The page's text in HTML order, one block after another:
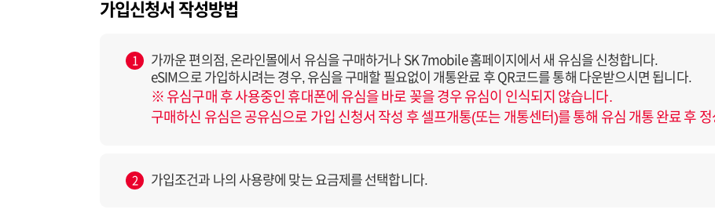
가입신청서 작성방법
1
가까운 편의점, 온라인몰에서 유심을 구매하거나 SK 7mobile 홈페이지에서 새 유심을 신청합니다.
eSIM으로 가입하시려는 경우, 유심을 구매할 필요없이 개통완료 후 QR코드를 통해 다운받으시면 됩니다.
※ 유심구매 후 사용중인 휴대폰에 유심을 바로 꽂을 경우 유심이 인식되지 않습니다.
구매하신 유심은 공유심으로 가입 신청서 작성 후 셀프개통(또는 개통센터)를 통해 유심 개통 완료 후
2 가입조건과 나의 사용량에 맞는 요금제를 선택합니다.